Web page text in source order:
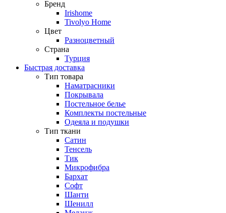
Бренд
Irishome
Tivolyo Home
Цвет
Разноцветный
Страна
Турция
Быстрая доставка
Тип товара
Наматрасники
Покрывала
Постельное белье
Комплекты постельные
Одеяла и подушки
Тип ткани
Сатин
Тенсель
Тик
Микрофибра
Бархат
Софт
Шанти
Шенилл